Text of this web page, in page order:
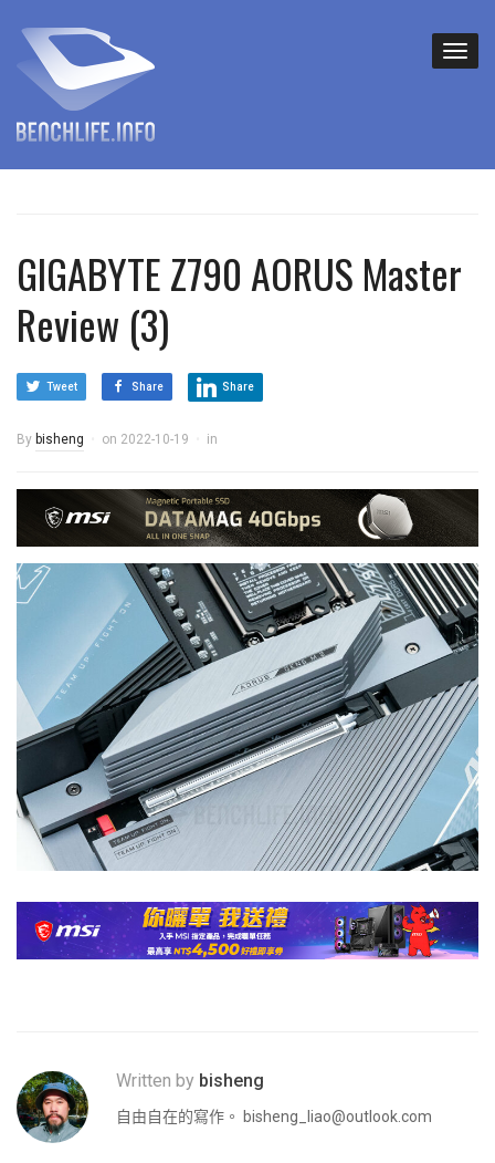
GIGABYTE Z790 AORUS Master
Review (3)
Tweet Share Share
By bisheng on 2022-10-19 in
Written by bisheng
自由自在的寫作。 bisheng_liao@outlook.com